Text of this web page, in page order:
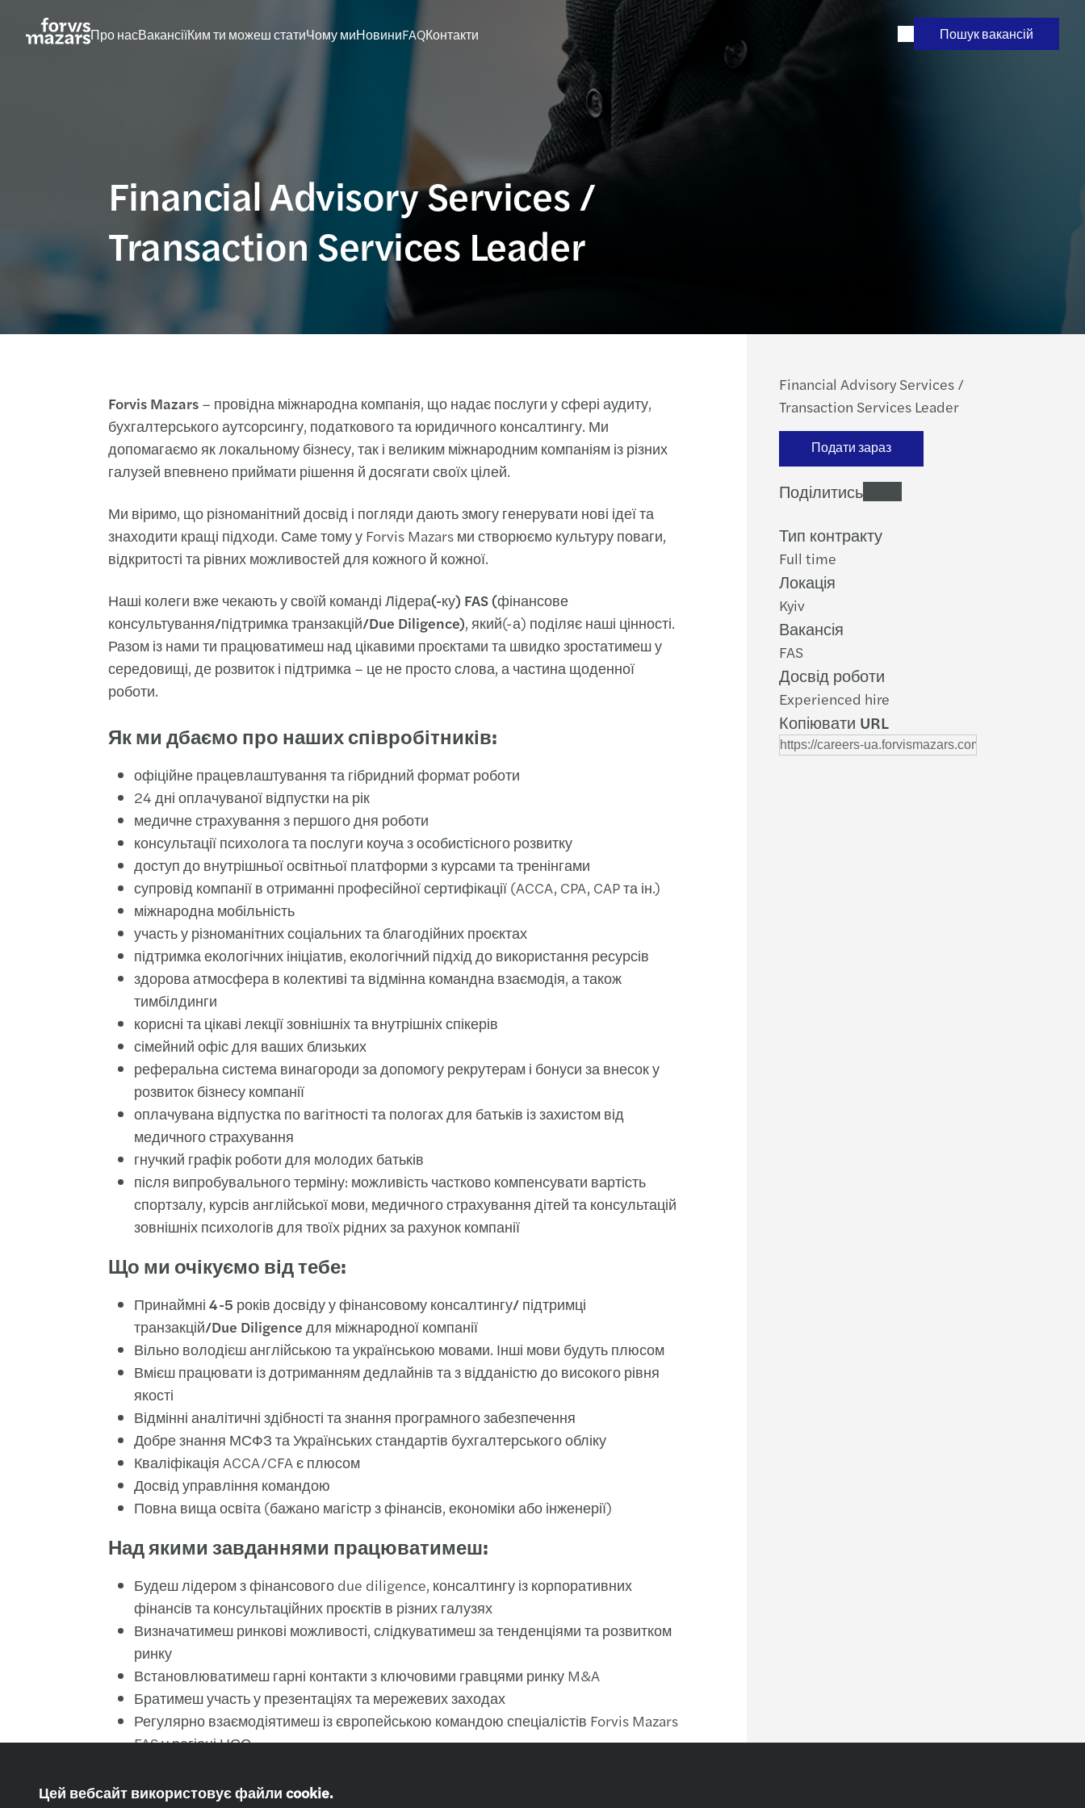
Про насВакансіїКим ти можеш статиЧому миНовиниFAQКонтакти Пошук вакансій
Financial Advisory Services /
Transaction Services Leader
Financial Advisory Services /
Transaction Services Leader
Подати зараз
Поділитись
Тип контракту
Full time
Локація
Kyiv
Вакансія
FAS
Досвід роботи
Experienced hire
Копіювати URL
Forvis Mazars – провідна міжнародна компанія, що надає послуги у сфері аудиту,
бухгалтерського аутсорсингу, податкового та юридичного консалтингу. Ми
допомагаємо як локальному бізнесу, так і великим міжнародним компаніям із різних
галузей впевнено приймати рішення й досягати своїх цілей.
Ми віримо, що різноманітний досвід і погляди дають змогу генерувати нові ідеї та
знаходити кращі підходи. Саме тому у Forvis Mazars ми створюємо культуру поваги,
відкритості та рівних можливостей для кожного й кожної.
Наші колеги вже чекають у своїй команді Лідера(-ку) FAS (фінансове
консультування/підтримка транзакцій/Due Diligence), який(-а) поділяє наші цінності.
Разом із нами ти працюватимеш над цікавими проєктами та швидко зростатимеш у
середовищі, де розвиток і підтримка – це не просто слова, а частина щоденної
роботи.
Як ми дбаємо про наших співробітників:
офіційне працевлаштування та гібридний формат роботи
24 дні оплачуваної відпустки на рік
медичне страхування з першого дня роботи
консультації психолога та послуги коуча з особистісного розвитку
доступ до внутрішньої освітньої платформи з курсами та тренінгами
супровід компанії в отриманні професійної сертифікації (ACCA, CPA, CAP та ін.)
міжнародна мобільність
участь у різноманітних соціальних та благодійних проєктах
підтримка екологічних ініціатив, екологічний підхід до використання ресурсів
здорова атмосфера в колективі та відмінна командна взаємодія, а також
тимбілдинги
корисні та цікаві лекції зовнішніх та внутрішніх спікерів
сімейний офіс для ваших близьких
реферальна система винагороди за допомогу рекрутерам і бонуси за внесок у
розвиток бізнесу компанії
оплачувана відпустка по вагітності та пологах для батьків із захистом від
медичного страхування
гнучкий графік роботи для молодих батьків
після випробувального терміну: можливість частково компенсувати вартість
спортзалу, курсів англійської мови, медичного страхування дітей та консультацій
зовнішніх психологів для твоїх рідних за рахунок компанії
Що ми очікуємо від тебе:
Принаймні 4-5 років досвіду у фінансовому консалтингу/ підтримці
транзакцій/Due Diligence для міжнародної компанії
Вільно володієш англійською та українською мовами. Інші мови будуть плюсом
Вмієш працювати із дотриманням дедлайнів та з відданістю до високого рівня
якості
Відмінні аналітичні здібності та знання програмного забезпечення
Добре знання МСФЗ та Українських стандартів бухгалтерського обліку
Кваліфікація ACCA/CFA є плюсом
Досвід управління командою
Повна вища освіта (бажано магістр з фінансів, економіки або інженерії)
Над якими завданнями працюватимеш:
Будеш лідером з фінансового due diligence, консалтингу із корпоративних
фінансів та консультаційних проєктів в різних галузях
Визначатимеш ринкові можливості, слідкуватимеш за тенденціями та розвитком
ринку
Встановлюватимеш гарні контакти з ключовими гравцями ринку M&A
Братимеш участь у презентаціях та мережевих заходах
Регулярно взаємодіятимеш із європейською командою спеціалістів Forvis Mazars
FAS у регіоні ЦСЄ
процесів, та консалтингу
Цей вебсайт використовує файли cookie.